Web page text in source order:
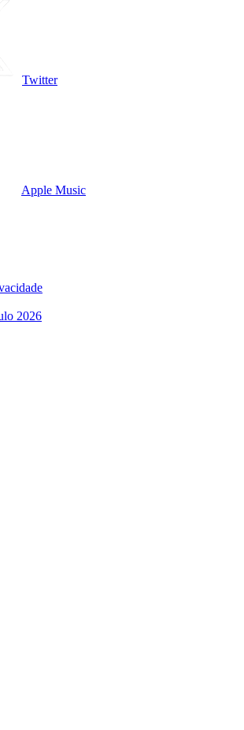
Twitter
Apple Music
2026